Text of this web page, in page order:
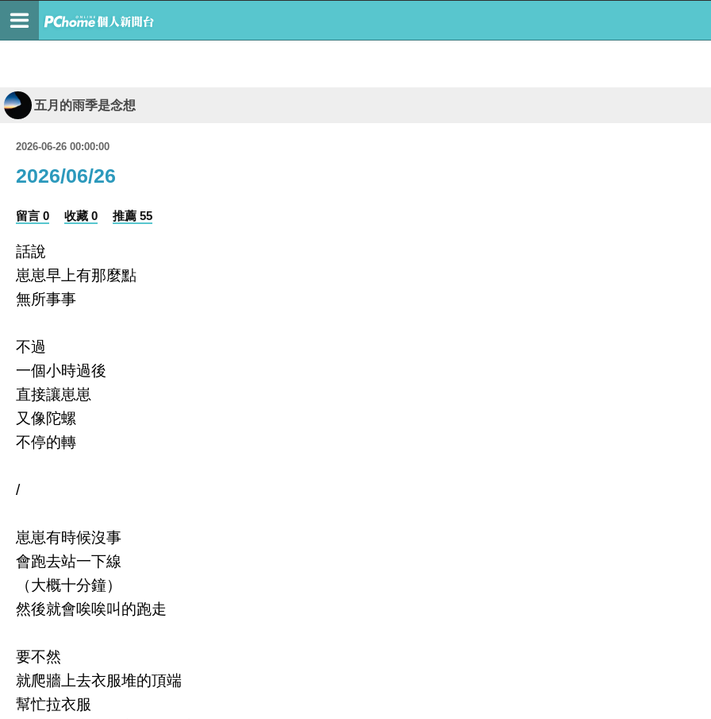
五月的雨季是念想
2026-06-26 00:00:00
2026/06/26
留言 0 收藏 0 推薦 55
話說
崽崽早上有那麼點
無所事事
不過
一個小時過後
直接讓崽崽
又像陀螺
不停的轉
/
崽崽有時候沒事
會跑去站一下線
（大概十分鐘）
然後就會唉唉叫的跑走
要不然
就爬牆上去衣服堆的頂端
幫忙拉衣服